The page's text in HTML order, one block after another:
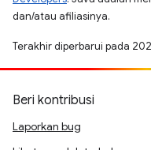
dan/atau afiliasinya.
Terakhir diperbarui pada
Beri kontribusi
Laporkan bug